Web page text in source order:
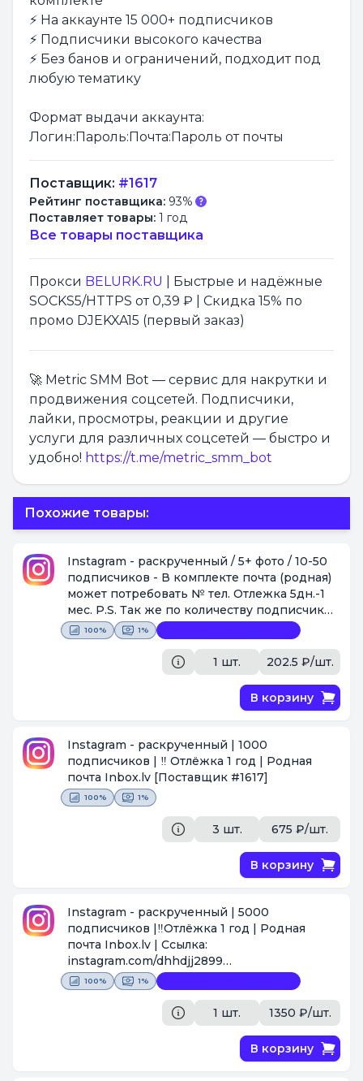
⚡️ На аккаунте 15 000+ подписчиков
⚡️ Подписчики высокого качества
⚡ ️Без банов и ограничений, подходит под
любую тематику
Формат выдачи аккаунта:
Логин:Пароль:Почта:Пароль от почты
Поставщик: #1617
Рейтинг поставщика: 93%
Поставляет товары: 1 год
Все товары поставщика
Прокси BELURK.RU
| Быстрые и надёжные
SOCKS5/HTTPS от 0,39 ₽ | Скидка 15% по
промо DJEKXA15 (первый заказ)
🚀 Metric SMM Bot — сервис для накрутки и
продвижения соцсетей. Подписчики,
лайки, просмотры, реакции и другие
услуги для различных соцсетей — быстро и
удобно! https://t.me/metric_smm_bot
Похожие товары:
Instagram - раскрученный / 5+ фото / 10-50
подписчиков - В комплекте почта (родная)
может потребовать № тел. Отлежка 5дн.-1
мес. P.S. Так же по количеству подписчиков
может быть ,как + так и небольшой - .
[Поставщик #44]
100% 1%
1 шт. 202.5 ₽/шт.
В корзину
Instagram - раскрученный | 1000
подписчиков | ‼️ Отлёжка 1 год | Родная
почта Inbox.lv [Поставщик #1617]
100% 1%
3 шт. 675 ₽/шт.
В корзину
Instagram - раскрученный | 5000
подписчиков |‼️Отлёжка 1 год | Родная
почта Inbox.lv | Ссылка:
instagram.com/dhhdjj2899
[Поставщик #1617]
100% 1%
1 шт. 1350 ₽/шт.
В корзину